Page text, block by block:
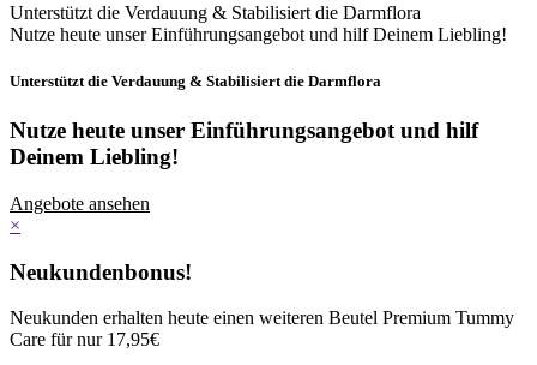
Unterstützt die Verdauung & Stabilisiert die Darmflora
Nutze heute unser Einführungsangebot und hilf Deinem Liebling!
Unterstützt die Verdauung & Stabilisiert die Darmflora
Nutze heute unser Einführungsangebot und hilf
Deinem Liebling!
Angebote ansehen
×
Neukundenbonus!
Neukunden erhalten heute einen weiteren Beutel Premium Tummy
Care für nur 17,95€